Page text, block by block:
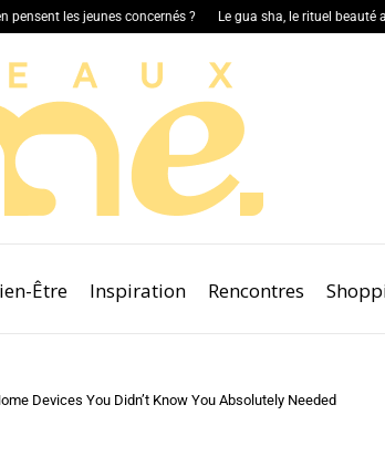
les jeunes concernés ? Le gua sha, le rituel beauté
Être Inspiration Rencontres
Devices You Didn’t Know You Absolutely Needed